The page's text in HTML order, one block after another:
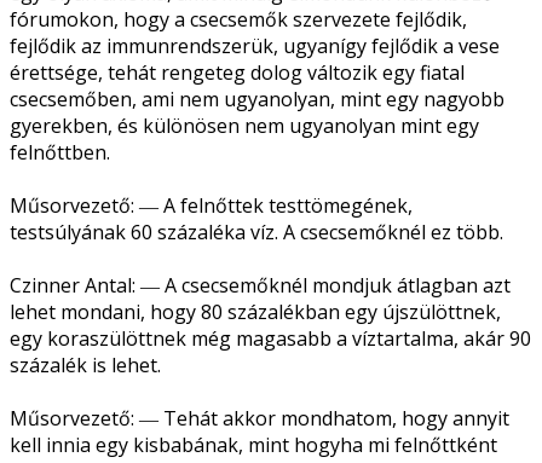
fórumokon, hogy a csecsemők szervezete fejlődik,
fejlődik az immunrendszerük, ugyanígy fejlődik a vese
érettsége, tehát rengeteg dolog változik egy fiatal
csecsemőben, ami nem ugyanolyan, mint egy nagyobb
gyerekben, és különösen nem ugyanolyan mint egy
felnőttben.
Műsorvezető: ― A felnőttek testtömegének,
testsúlyának 60 százaléka víz. A csecsemőknél ez több.
Czinner Antal: ― A csecsemőknél mondjuk átlagban azt
lehet mondani, hogy 80 százalékban egy újszülöttnek,
egy koraszülöttnek még magasabb a víztartalma, akár 90
százalék is lehet.
Műsorvezető: ― Tehát akkor mondhatom, hogy annyit
kell innia egy kisbabának, mint hogyha mi felnőttként